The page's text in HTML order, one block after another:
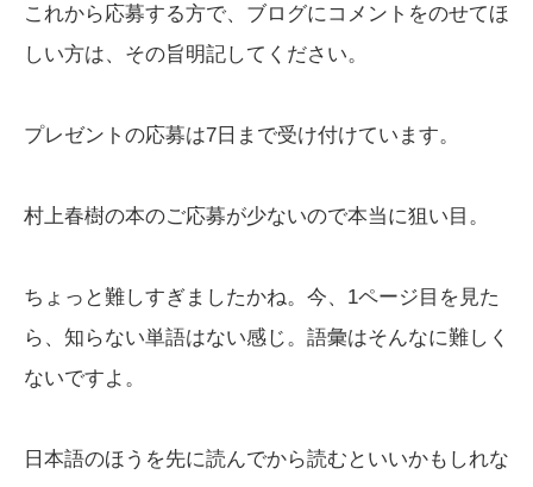
これから応募する方で、ブログにコメントをのせてほ
しい方は、その旨明記してください。
プレゼントの応募は7日まで受け付けています。
村上春樹の本のご応募が少ないので本当に狙い目。
ちょっと難しすぎましたかね。今、1ページ目を見た
ら、知らない単語はない感じ。語彙はそんなに難しく
ないですよ。
日本語のほうを先に読んでから読むといいかもしれな